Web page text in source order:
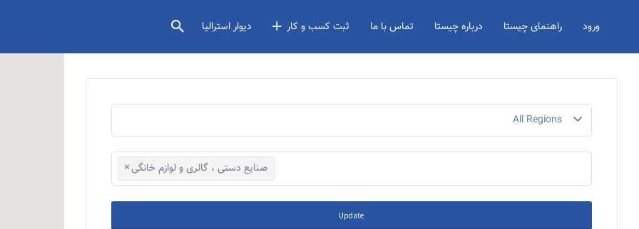
دیوار استرالیا ثبت کسب و کار تماس با ما درباره چیستا راهنمای چیستا ورود
All Regions
×صنایع دستی ، گالری و لوازم خانگی
Update